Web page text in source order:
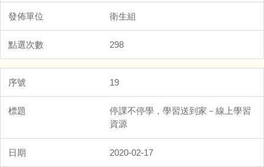
衛生組
298
19
停課不停學，學習送到家－線上學習
資源
2020-02-17